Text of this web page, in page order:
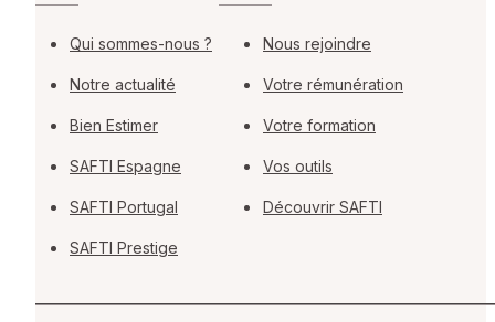
Qui sommes-nous ?
Notre actualité
Bien Estimer
SAFTI Espagne
SAFTI Portugal
SAFTI Prestige
Nous rejoindre
Votre rémunération
Votre formation
Vos outils
Découvrir SAFTI